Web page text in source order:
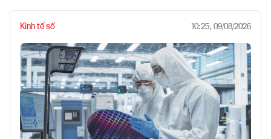
Kinh tế số 10:25, 09/08/2026